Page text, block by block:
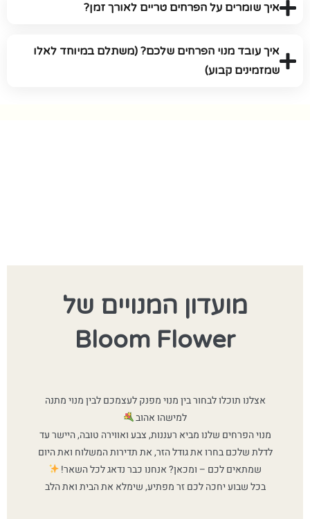
איך שומרים על הפרחים טריים לאורך זמן?
איך עובד מנוי הפרחים שלכם? (משתלם במיוחד לאלו
שמזמינים קבוע)
מועדון המנויים של
Bloom Flower
אצלנו תוכלו לבחור בין מנוי מפנק לעצמכם לבין מנוי מתנה
למישהו אהוב
מנוי הפרחים שלנו מביא רעננות, צבע ואווירה טובה, היישר עד
לדלת שלכם בחרו את גודל הזר, את תדירות המשלוח ואת היום
שמתאים לכם – ומכאן? אנחנו כבר נדאג לכל השאר!
בכל שבוע יחכה לכם זר מפתיע, שימלא את הבית ואת הלב